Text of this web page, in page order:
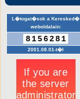
L�togat�sok a Keresked�
weboldalain:
8156281
2001.08.01-t�l